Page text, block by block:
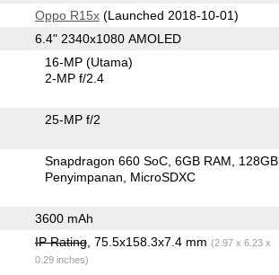
Oppo R15x(Launched 2018-10-01)
6.4" 2340x1080 AMOLED
16-MP(Utama)
2-MP f/2.4
25-MP f/2
Snapdragon 660 SoC 6GB RAM
128GB
Penyimpanan
MicroSDXC
3600 mAh
IP Rating, 75.5x158.3x7.4 mm (2.97 x 6.23 x
0.29 inches)